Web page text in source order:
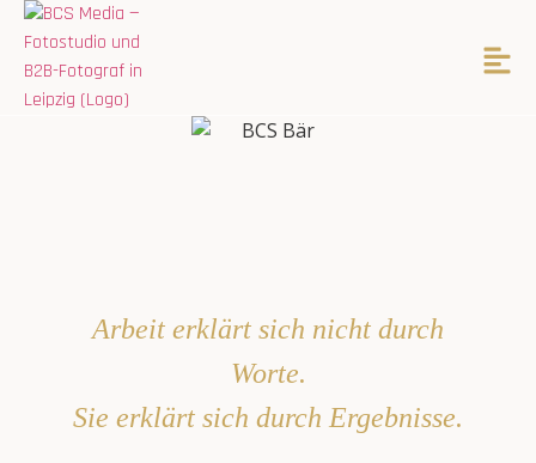
Arbeit erklärt sich nicht durch
Worte.
Sie erklärt sich durch Ergebnisse.